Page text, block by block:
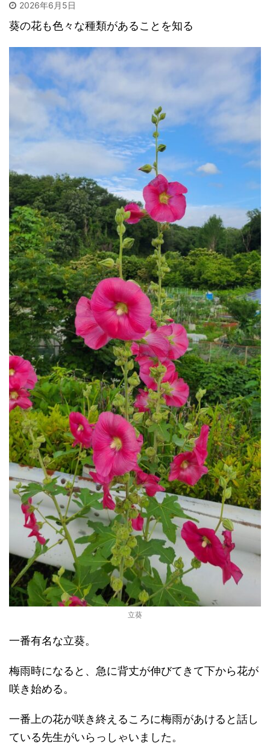
2026年6月5日
葵の花も色々な種類があることを知る
立葵
一番有名な立葵。
梅雨時になると、急に背丈が伸びてきて下から花が
咲き始める。
一番上の花が咲き終えるころに梅雨があけると話し
ている先生がいらっしゃいました。